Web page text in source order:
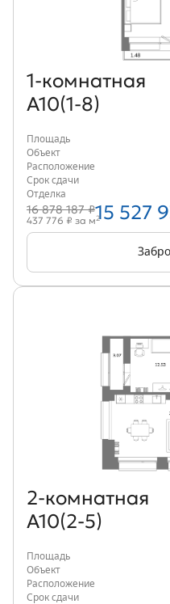
1‑комнатная
А10(1-8)
Площадь
Объект
Расположение
Срок сдачи
Отделка
16 878 187 ₽15 527
437 776 ₽ за м2
2‑комнатная
А10(2-5)
Площадь
Объект
Расположение
Срок сдачи